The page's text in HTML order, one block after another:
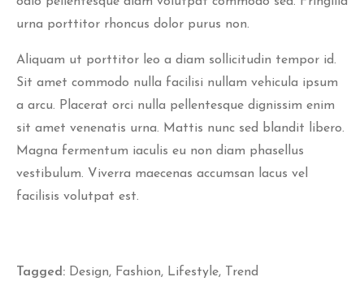
urna porttitor rhoncus dolor purus non.
Aliquam ut porttitor leo a diam sollicitudin tempor id.
Sit amet commodo nulla facilisi nullam vehicula ipsum
a arcu. Placerat orci nulla pellentesque dignissim enim
sit amet venenatis urna. Mattis nunc sed blandit libero.
Magna fermentum iaculis eu non diam phasellus
vestibulum. Viverra maecenas accumsan lacus vel
facilisis volutpat est.
Tagged: Design, Fashion, Lifestyle, Trend